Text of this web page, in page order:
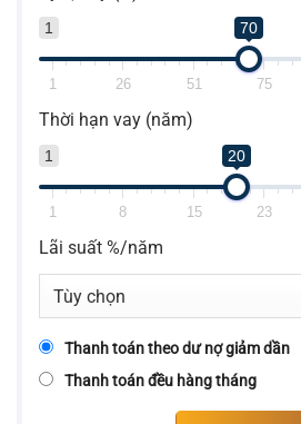
1 70
1 26 51 75
Thời hạn vay (năm)
1 20
1 8 15 23
Lãi suất %/năm
Thanh toán theo dư nợ giảm dần
Thanh toán đều hàng tháng